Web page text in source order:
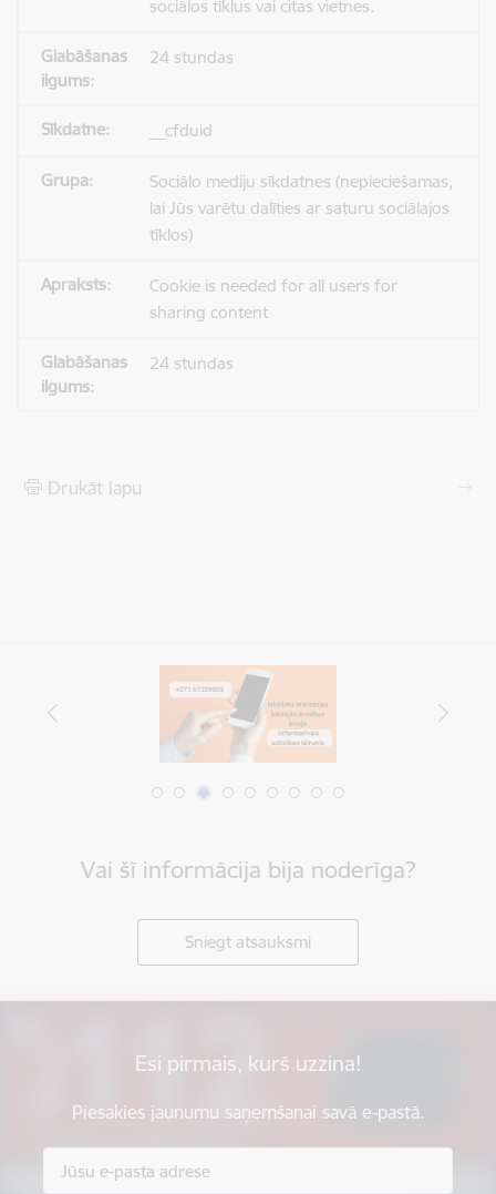
sociālos tīklus vai citas vietnes.
24 stundas
__cfduid
Sociālo mediju sīkdatnes (nepieciešamas,
lai Jūs varētu dalīties ar saturu sociālajos
tīklos)
Cookie is needed for all users for
sharing content
24 stundas
Drukāt lapu
Vai šī informācija bija noderīga?
Sniegt atsauksmi
Esi pirmais, kurš uzzina!
Piesakies jaunumu saņemšanai savā e-pastā.